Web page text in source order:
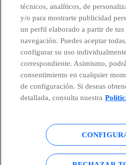
Países y Unidades emergentes
Canal de Denuncias
Centro Global Transparencia
Política de cookies
Accesibilidad
técnicos, analíticos, de
y/o para mostrarte publicidad
un perfil elaborado a partir de tus
navegación. Puedes aceptar
configurar su uso
correspondiente. Asimismo,
consentimiento en cualquier
de configuración. Si deseas
detallada, consulta nuestra